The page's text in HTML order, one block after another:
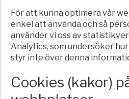
För att kunna optimera vår
enkel att använda och så
använder vi oss av
Analytics, som undersöker
styr inte över denna
Cookies (kakor)